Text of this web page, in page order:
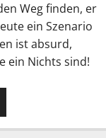
Weg finden, er
ein Szenario
ist absurd,
ein Nichts sind!